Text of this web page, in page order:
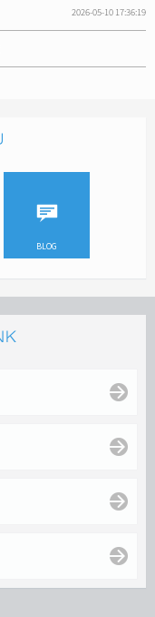
2026-05-10 17:36:19
BLOG